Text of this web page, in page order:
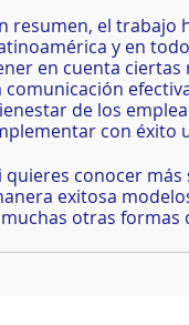
resumen, el trabajo
y en
en cuenta ciertas
comunicación
de los
con éxito
quieres conocer
exitosa
otras formas